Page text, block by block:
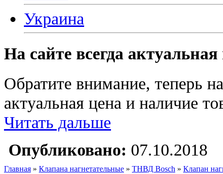
Украина
На сайте всегда
Обратите внимание, теперь
актуальная цена и наличие
Читать дальше
Опубликовано: 07.10.2018
Главная » Клапана нагнетательные » ТНВД Bosch » Клапан